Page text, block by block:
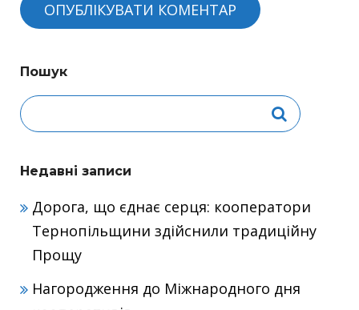
Пошук
Недавні записи
Дорога, що єднає серця: кооператори
Тернопільщини здійснили традиційну
Прощу
Нагородження до Міжнародного дня